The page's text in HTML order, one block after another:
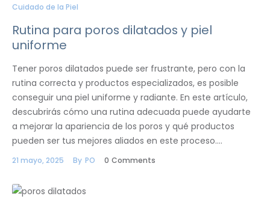
Cuidado de la Piel
Rutina para poros dilatados y piel
uniforme
Tener poros dilatados puede ser frustrante, pero con la
rutina correcta y productos especializados, es posible
conseguir una piel uniforme y radiante. En este artículo,
descubrirás cómo una rutina adecuada puede ayudarte
a mejorar la apariencia de los poros y qué productos
pueden ser tus mejores aliados en este proceso.…
21 mayo, 2025 By PO 0 Comments